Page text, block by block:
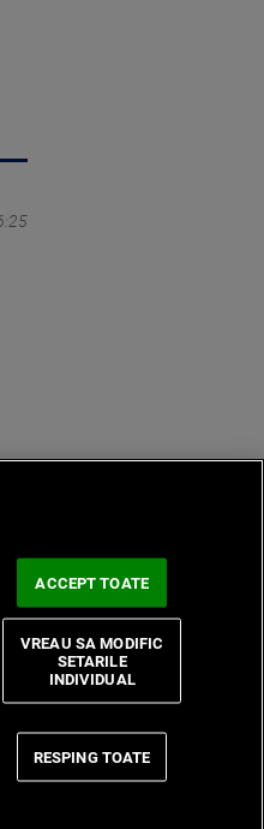
CNA
ACCEPT TOATE
RESPING TOATE
VREAU SA MODIFIC
SETARILE
INDIVIDUAL